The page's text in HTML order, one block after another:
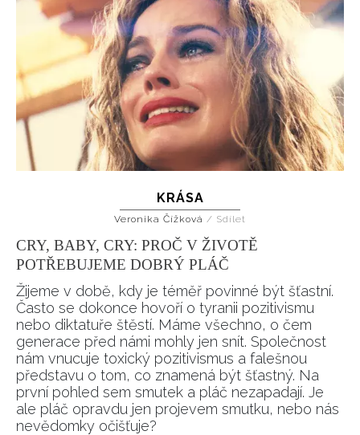
KRÁSA
Veronika Čížková / Sdílet
CRY, BABY, CRY: PROČ V ŽIVOTĚ
POTŘEBUJEME DOBRÝ PLÁČ
Žijeme v době, kdy je téměř povinné být šťastní.
Často se dokonce hovoří o tyranii pozitivismu
nebo diktatuře štěstí. Máme všechno, o čem
generace před námi mohly jen snít. Společnost
nám vnucuje toxický pozitivismus a falešnou
představu o tom, co znamená být šťastný. Na
první pohled sem smutek a pláč nezapadají. Je
ale pláč opravdu jen projevem smutku, nebo nás
nevědomky očišťuje?